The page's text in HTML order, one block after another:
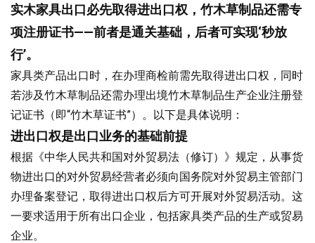
实木家具出口必先取得进出口权，竹木草制品还需专
项注册证书——前者是通关基础，后者可实现‘秒放
行’。
家具类产品出口时，在办理商检前需先取得进出口权，同时
若涉及竹木草制品还需办理出境竹木草制品生产企业注册登
记证书（即“竹木草证书”）。以下是具体说明：
进出口权是出口业务的基础前提
根据《中华人民共和国对外贸易法（修订）》规定，从事货
物进出口的对外贸易经营者必须向国务院对外贸易主管部门
办理备案登记，取得进出口权后方可开展对外贸易活动。这
一要求适用于所有出口企业，包括家具类产品的生产或贸易
企业。